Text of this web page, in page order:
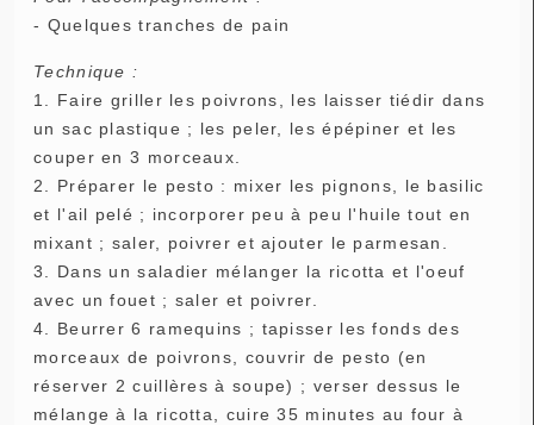
- Quelques tranches de pain
Technique :
1. Faire griller les poivrons, les laisser tiédir dans
un sac plastique ; les peler, les épépiner et les
couper en 3 morceaux.
2. Préparer le pesto : mixer les pignons, le basilic
et l'ail pelé ; incorporer peu à peu l'huile tout en
mixant ; saler, poivrer et ajouter le parmesan.
3. Dans un saladier mélanger la ricotta et l'oeuf
avec un fouet ; saler et poivrer.
4. Beurrer 6 ramequins ; tapisser les fonds des
morceaux de poivrons, couvrir de pesto (en
réserver 2 cuillères à soupe) ; verser dessus le
mélange à la ricotta, cuire 35 minutes au four à